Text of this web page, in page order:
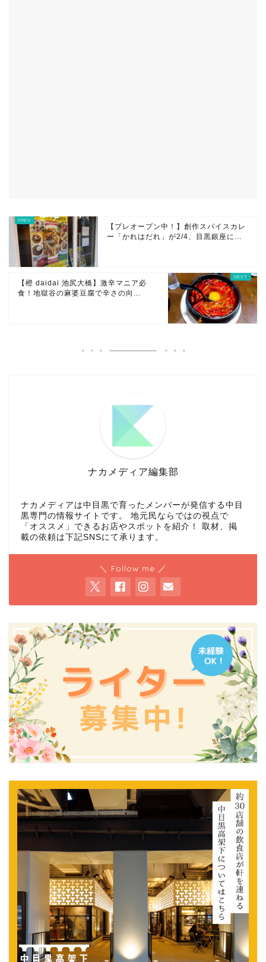
【プレオープン中！】創作スパイスカレ
ー「かれはだれ」が2/4、目黒銀座に...
【橙 daidai 池尻大橋】激辛マニア必
食！地獄谷の麻婆豆腐で辛さの向...
ナカメディア編集部
ナカメディアは中目黒で育ったメンバーが発信する中目
黒専門の情報サイトです。 地元民ならではの視点で
「オススメ」できるお店やスポットを紹介！ 取材、掲
載の依頼は下記SNSにて承ります。
＼ Follow me ／